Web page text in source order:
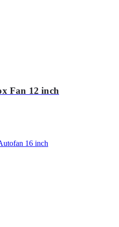
Fan 12 inch